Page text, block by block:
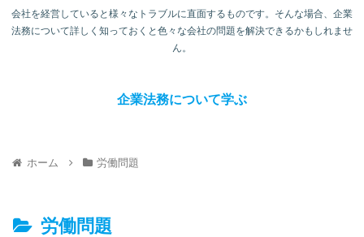
会社を経営していると様々なトラブルに直面するものです。そんな場合、企業
法務について詳しく知っておくと色々な会社の問題を解決できるかもしれませ
ん。
企業法務について学ぶ
ホーム 労働問題
労働問題